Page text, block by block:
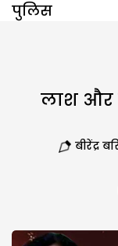
पुलिस
लाश और
बीरेंद्र